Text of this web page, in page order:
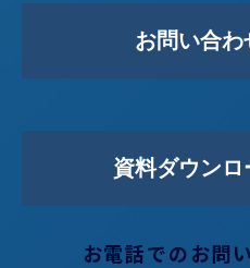
お問い合わ
資料ダウンロ
お電話でのお問